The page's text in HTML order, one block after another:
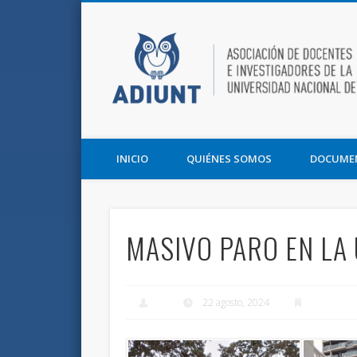
Asociación de Docentes e Investigadores de la UNT y la
INICIO QUIÉNES SOMOS
MASIVO PARO EN LA
22 agosto, 2024